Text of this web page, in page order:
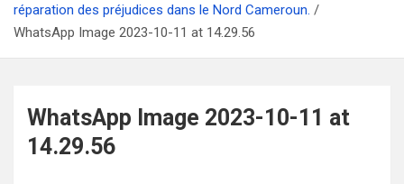
réparation des préjudices dans le Nord Cameroun.
WhatsApp Image 2023-10-11 at 14.29.56
WhatsApp Image 2023-10-11 at
14.29.56